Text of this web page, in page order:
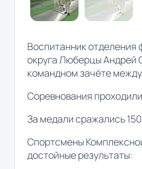
Воспитанник отделения
округа Люберцы Андрей
командном зачёте
Соревнования
За медали сражались
Спортсмены
достойные результаты: